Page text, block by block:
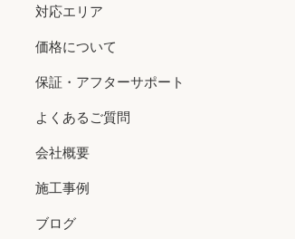
対応エリア
価格について
保証・アフターサポート
よくあるご質問
会社概要
施工事例
ブログ